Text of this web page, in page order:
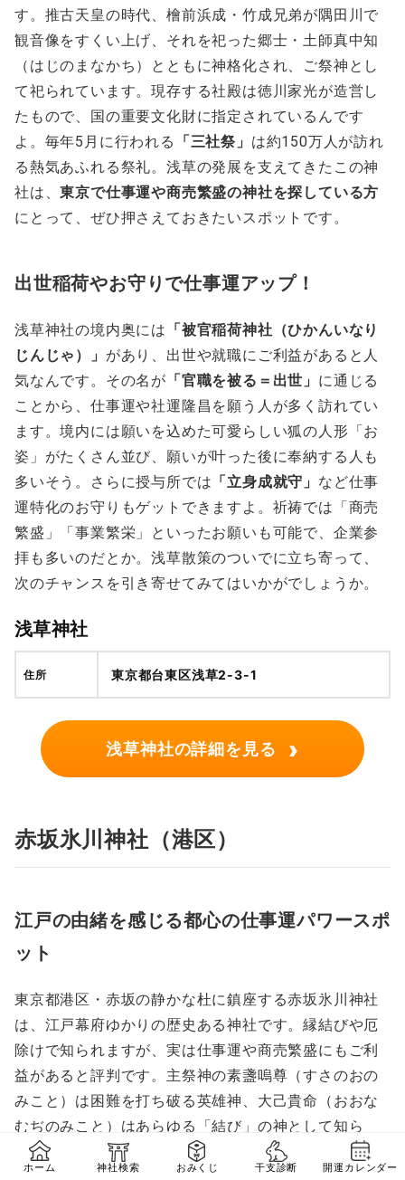
す。推古天皇の時代、檜前浜成・竹成兄弟が隅田川で
観音像をすくい上げ、それを祀った郷士・土師真中知
（はじのまなかち）とともに神格化され、ご祭神とし
て祀られています。現存する社殿は徳川家光が造営し
たもので、国の重要文化財に指定されているんです
よ。毎年5月に行われる
「三社祭」 は約150万人が訪れ
る熱気あふれる祭礼。浅草の発展を支えてきたこの神
社は、東京で仕事運や商売繁盛の神社を探している方
にとって、ぜひ押さえておきたいスポットです。
出世稲荷やお守りで仕事運アップ！
浅草神社の境内奥には 「被官稲荷神社（ひかんいなり
じんじゃ）」 があり、出世や就職にご利益があると人
気なんです。その名が 「官職を被る＝出世」 に通じる
ことから、仕事運や社運隆昌を願う人が多く訪れてい
ます。境内には願いを込めた可愛らしい狐の人形「お
姿」がたくさん並び、願いが叶った後に奉納する人も
多いそう。さらに授与所では 「立身成就守」 など仕事
運特化のお守りもゲットできますよ。祈祷では「商売
繁盛」「事業繁栄」といったお願いも可能で、企業参
拝も多いのだとか。浅草散策のついでに立ち寄って、
次のチャンスを引き寄せてみてはいかがでしょうか。
浅草神社
住所 東京都台東区浅草2-3-1
浅草神社の詳細を見る ›
赤坂氷川神社（港区）
江戸の由緒を感じる都心の仕事運パワースポ
ット
東京都港区・赤坂の静かな杜に鎮座する赤坂氷川神社
は、江戸幕府ゆかりの歴史ある神社です。縁結びや厄
除けで知られますが、実は仕事運や商売繁盛にもご利
益があると評判です。主祭神の素盞嗚尊（すさのおの
みこと）は困難を打ち破る英雄神、大己貴命（おおな
むぢのみこと）はあらゆる「結び」の神として知ら
れ、人との縁だけでなく仕事や商売の良縁も結んでく
ホーム 神社検索 おみくじ 干支診断 開運カレンダー